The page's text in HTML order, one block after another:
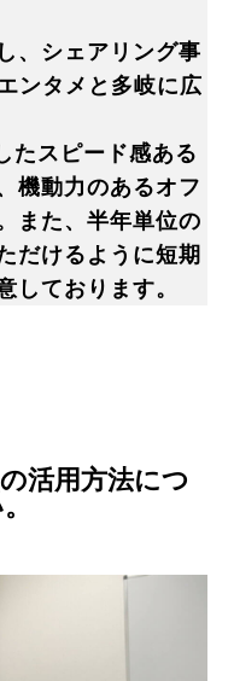
、シェアリング事
ンタメと多岐に広
スピード感ある
機動力のあるオフ
また、半年単位の
だけるように短期
しております。
活用方法につ